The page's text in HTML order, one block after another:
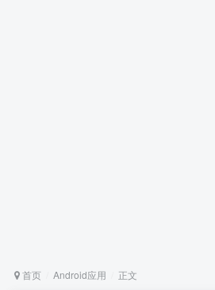
首页 Android应用 正文